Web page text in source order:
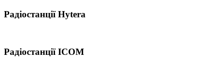
Радіостанції Hytera
Радіостанції ICOM